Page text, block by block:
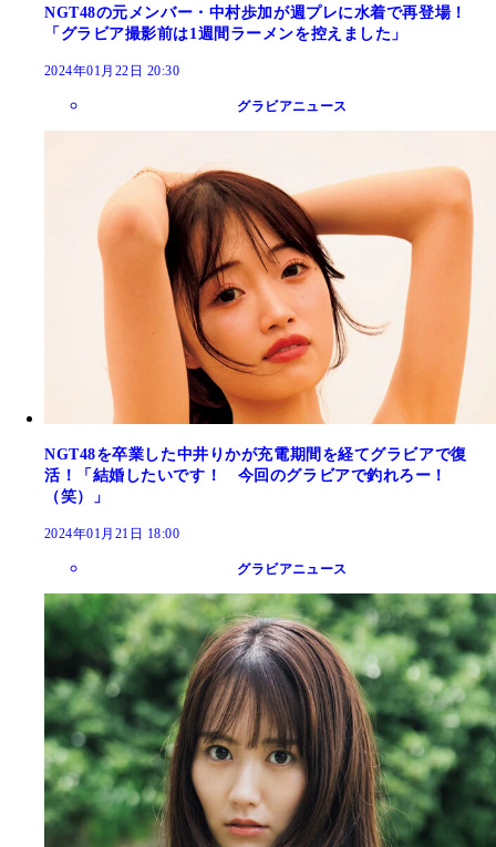
NGT48の元メンバー・中村歩加が週プレに水着で再登場！
「グラビア撮影前は1週間ラーメンを控えました」
2024年01月22日 20:30
グラビアニュース
NGT48を卒業した中井りかが充電期間を経てグラビアで復
活！「結婚したいです！ 今回のグラビアで釣れろー！
（笑）」
2024年01月21日 18:00
グラビアニュース